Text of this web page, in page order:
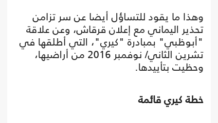
وهذا ما يقود للتساؤل أيضا عن سر تزامن
تحذير اليماني مع إعلان قرقاش، وعن علاقة
"أبوظبي" بمبادرة "كيري"، التي أطلقها في
تشرين الثاني/ نوفمبر 2016 من أراضيها،
وحظيت بتأييدها.
خطة كيري قائمة